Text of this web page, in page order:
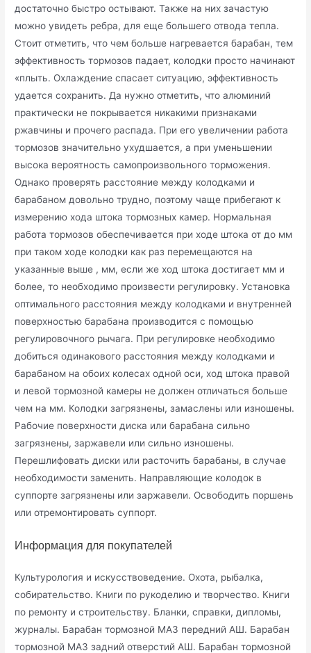
достаточно быстро остывают. Также на них зачастую
можно увидеть ребра, для еще большего отвода тепла.
Стоит отметить, что чем больше нагревается барабан, тем
эффективность тормозов падает, колодки просто начинают
«плыть. Охлаждение спасает ситуацию, эффективность
удается сохранить. Да нужно отметить, что алюминий
практически не покрывается никакими признаками
ржавчины и прочего распада. При его увеличении работа
тормозов значительно ухудшается, а при уменьшении
высока вероятность самопроизвольного торможения.
Однако проверять расстояние между колодками и
барабаном довольно трудно, поэтому чаще прибегают к
измерению хода штока тормозных камер. Нормальная
работа тормозов обеспечивается при ходе штока от до мм
при таком ходе колодки как раз перемещаются на
указанные выше , мм, если же ход штока достигает мм и
более, то необходимо произвести регулировку. Установка
оптимального расстояния между колодками и внутренней
поверхностью барабана производится с помощью
регулировочного рычага. При регулировке необходимо
добиться одинакового расстояния между колодками и
барабаном на обоих колесах одной оси, ход штока правой
и левой тормозной камеры не должен отличаться больше
чем на мм. Колодки загрязнены, замаслены или изношены.
Рабочие поверхности диска или барабана сильно
загрязнены, заржавели или сильно изношены.
Перешлифовать диски или расточить барабаны, в случае
необходимости заменить. Направляющие колодок в
суппорте загрязнены или заржавели. Освободить поршень
или отремонтировать суппорт.
Информация для покупателей
Культурология и искусствоведение. Охота, рыбалка,
собирательство. Книги по рукоделию и творчество. Книги
по ремонту и строительству. Бланки, справки, дипломы,
журналы. Барабан тормозной МАЗ передний АШ. Барабан
тормозной МАЗ задний отверстий АШ. Барабан тормозной